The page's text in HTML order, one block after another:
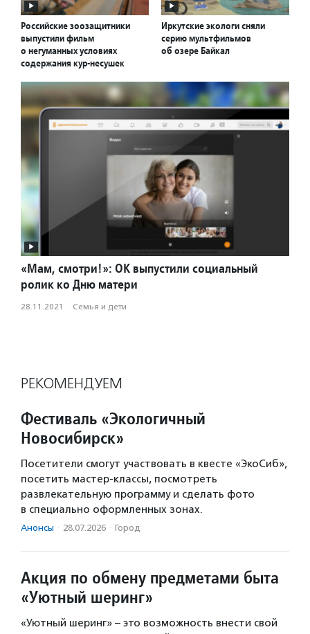
Российские зоозащитники
выпустили фильм
о негуманных условиях
содержания кур-несушек
Иркутские экологи сняли
серию мультфильмов
об озере Байкал
«Мам, смотри!»: ОК выпустили социальный
ролик ко Дню матери
28.11.2021 · Семья и дети
РЕКОМЕНДУЕМ
Фестиваль «Экологичный
Новосибирск»
Посетители смогут участвовать в квесте «ЭкоСиб»,
посетить мастер-классы, посмотреть
развлекательную программу и сделать фото
в специально оформленных зонах.
Анонсы · 28.07.2026 · Город
Акция по обмену предметами быта
«Уютный шеринг»
«Уютный шеринг» – это возможность внести свой